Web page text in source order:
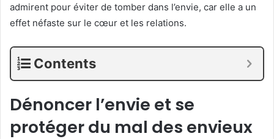
admirent pour éviter de tomber dans l’envie, car elle a un
effet néfaste sur le cœur et les relations.
Contents
Dénoncer l’envie et se
protéger du mal des envieux